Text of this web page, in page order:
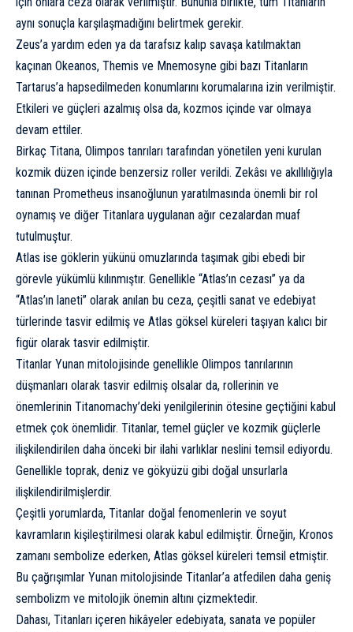
aynı sonuçla karşılaşmadığını belirtmek gerekir.
Zeus’a yardım eden ya da tarafsız kalıp savaşa katılmaktan
kaçınan Okeanos, Themis ve Mnemosyne gibi bazı Titanların
Tartarus’a hapsedilmeden konumlarını korumalarına izin verilmiştir.
Etkileri ve güçleri azalmış olsa da, kozmos içinde var olmaya
devam ettiler.
Birkaç Titana, Olimpos tanrıları tarafından yönetilen yeni kurulan
kozmik düzen içinde benzersiz roller verildi. Zekâsı ve akıllılığıyla
tanınan Prometheus insanoğlunun yaratılmasında önemli bir rol
oynamış ve diğer Titanlara uygulanan ağır cezalardan muaf
tutulmuştur.
Atlas ise göklerin yükünü omuzlarında taşımak gibi ebedi bir
görevle yükümlü kılınmıştır. Genellikle “Atlas’ın cezası” ya da
“Atlas’ın laneti” olarak anılan bu ceza, çeşitli sanat ve edebiyat
türlerinde tasvir edilmiş ve Atlas göksel küreleri taşıyan kalıcı bir
figür olarak tasvir edilmiştir.
Titanlar Yunan mitolojisinde genellikle Olimpos tanrılarının
düşmanları olarak tasvir edilmiş olsalar da, rollerinin ve
önemlerinin Titanomachy’deki yenilgilerinin ötesine geçtiğini kabul
etmek çok önemlidir. Titanlar, temel güçler ve kozmik güçlerle
ilişkilendirilen daha önceki bir ilahi varlıklar neslini temsil ediyordu.
Genellikle toprak, deniz ve gökyüzü gibi doğal unsurlarla
ilişkilendirilmişlerdir.
Çeşitli yorumlarda, Titanlar doğal fenomenlerin ve soyut
kavramların kişileştirilmesi olarak kabul edilmiştir. Örneğin, Kronos
zamanı sembolize ederken, Atlas göksel küreleri temsil etmiştir.
Bu çağrışımlar Yunan mitolojisinde Titanlar’a atfedilen daha geniş
sembolizm ve mitolojik önemin altını çizmektedir.
Dahası, Titanları içeren hikâyeler edebiyata, sanata ve popüler